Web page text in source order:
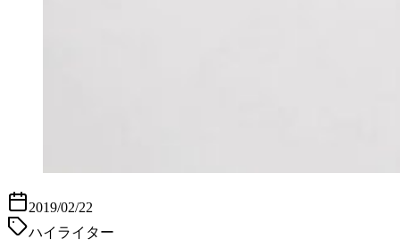
2019/02/22
ハイライター